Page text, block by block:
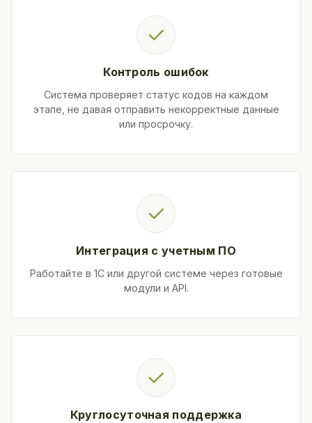
✓
Контроль ошибок
Система проверяет статус кодов на каждом
этапе, не давая отправить некорректные данные
или просрочку.
✓
Интеграция с учетным ПО
Работайте в 1С или другой системе через готовые
модули и API.
✓
Круглосуточная поддержка